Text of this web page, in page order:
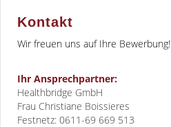
Kontakt
Wir freuen uns auf Ihre Bewerbung!
Ihr Ansprechpartner:
Healthbridge GmbH
Frau Christiane Boissieres
Festnetz: 0611-69 669 513